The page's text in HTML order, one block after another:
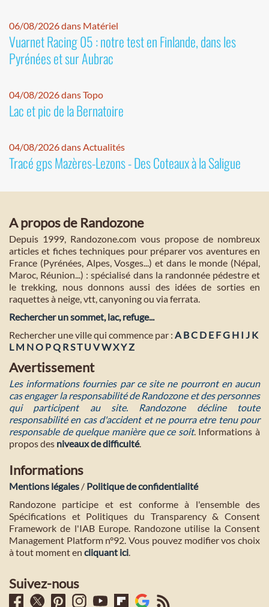
06/08/2026 dans Matériel
Vuarnet Racing 05 : notre test en Finlande, dans les
Pyrénées et sur Aubrac
04/08/2026 dans Topo
Lac et pic de la Bernatoire
04/08/2026 dans Actualités
Tracé gps Mazères-Lezons - Des Coteaux à la Saligue
A propos de Randozone
Depuis 1999, Randozone.com vous propose de nombreux
articles et fiches techniques pour préparer vos aventures en
France (Pyrénées, Alpes, Vosges...) et dans le monde (Népal,
Maroc, Réunion...) : spécialisé dans la randonnée pédestre et
le trekking, nous donnons aussi des idées de sorties en
raquettes à neige, vtt, canyoning ou via ferrata.
Rechercher un sommet, lac, refuge...
Rechercher une ville qui commence par : A BC D E FG H I J K
L M NO PQ RST U VWXYZ
Avertissement
Les informations fournies par ce site ne pourront en aucun
cas engager la responsabilité de Randozone et des personnes
qui participent au site. Randozone décline toute
responsabilité en cas d'accident et ne pourra etre tenu pour
responsable de quelque manière que ce soit. Informations à
propos des niveaux de difficulté.
Informations
Mentions légales / Politique de confidentialité
Randozone participe et est conforme à l'ensemble des
Spécifications et Politiques du Transparency & Consent
Framework de l'IAB Europe. Randozone utilise la Consent
Management Platform n°92. Vous pouvez modifier vos choix
à tout moment en cliquant ici.
Suivez-nous